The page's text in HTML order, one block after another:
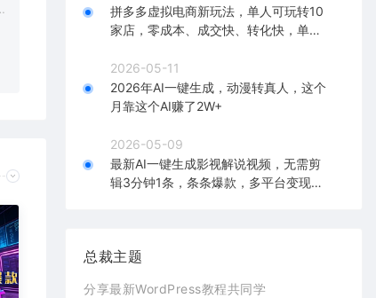
拼多多虚拟电商新玩法，单人可玩转10
家店，零成本、成交快、转化快，单店
2026-05-11
2026年AI一键生成，动漫转真人，这个
月靠这个AI赚了2W+
2026-05-09
最新AI一键生成影视解说视频，无需剪
辑3分钟1条，条条爆款，多平台变现日
总裁主题
分享最新WordPress教程共同学